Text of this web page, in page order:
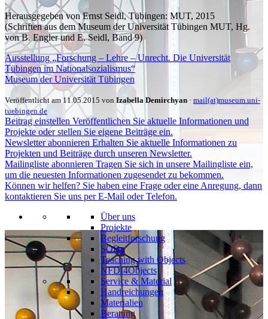
Herausgegeben von Ernst Seidl, Tübingen: MUT, 2015
(Schriften aus dem Museum der Universität Tübingen MUT, Hg.
von B. Engler und E. Seidl, Band 9)
Ausstellung „Forschung – Lehre – Unrecht. Die Universität
Tübingen im Nationalsozialismus“
Museum der Universität Tübingen
Veröffentlicht am 11.05.2015 von Izabella Demirchyan · mail(at)museum.uni-
tuebingen.de
Beitrag einstellen Veröffentlichen Sie aktuelle Informationen und
Projekte oder stellen Sie eigene Beiträge ein.
Newsletter abonnieren Erhalten Sie aktuelle Informationen zu
Projekten und Beiträge durch unseren Newsletter.
Mailingliste abonnieren Tragen Sie sich in unsere Mailingliste ein,
um die neuesten Informationen zugesendet zu bekommen.
Können wir helfen? Sie haben eine Frage oder eine Anregung, dann
kontaktieren Sie uns per E-Mail oder Telefon.
Über uns
Projekte
Begleitforschung
SODa
Teaching with Objects
NFDI4Objects
Service & Material
Handreichungen
Materialien
Beratung